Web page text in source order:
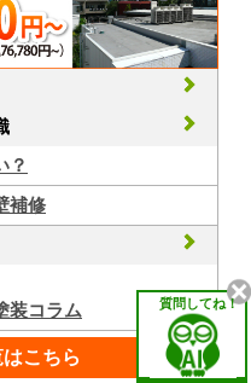
？
補修
装コラム
こちら
質問してね！